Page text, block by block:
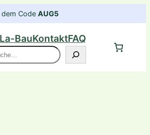
Code AUG5
BauKontaktFAQ